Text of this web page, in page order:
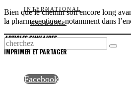
INTERNATIONAL
WALLONIE
Bien que le chemin soit encore long
la pharmaceutique, notamment dans
ARTICLES SIMILAIRES
IMPRIMER ET PARTAGER
Facebook